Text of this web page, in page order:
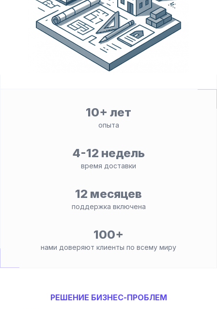
10+ лет
опыта
4-12 недель
время доставки
12 месяцев
поддержка включена
100+
нами доверяют клиенты по всему миру
РЕШЕНИЕ БИЗНЕС-ПРОБЛЕМ